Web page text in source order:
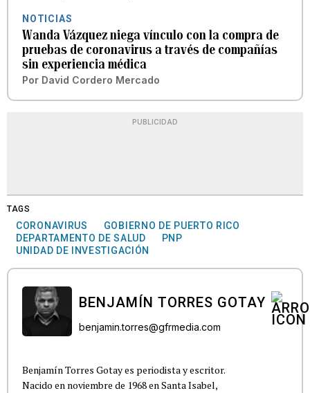
NOTICIAS
Wanda Vázquez niega vínculo con la compra de
pruebas de coronavirus a través de compañías
sin experiencia médica
Por David Cordero Mercado
PUBLICIDAD
TAGS
CORONAVIRUS
GOBIERNO DE PUERTO RICO
DEPARTAMENTO DE SALUD
PNP
UNIDAD DE INVESTIGACIÓN
BENJAMÍN TORRES GOTAY
benjamin.torres@gfrmedia.com
Benjamín Torres Gotay es periodista y escritor.
Nacido en noviembre de 1968 en Santa Isabel,